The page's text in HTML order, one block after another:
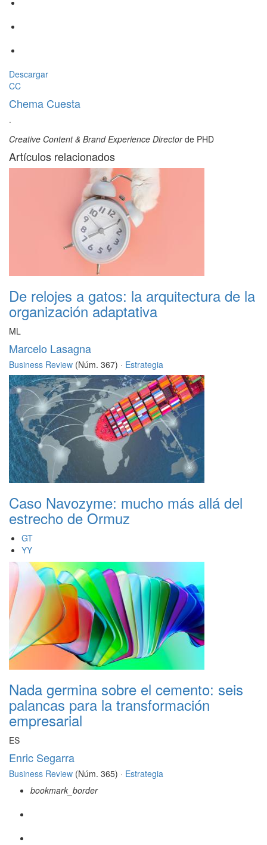
Descargar
CC
Chema Cuesta
·
Creative Content & Brand Experience Directorde PHD
Artículos relacionados
De relojes a gatos: la arquitectura de la
organización adaptativa
ML
Marcelo Lasagna
Business Review (Núm. 367) · Estrategia
Caso Navozyme: mucho más allá del
estrecho de Ormuz
GT
YY
Nada germina sobre el cemento: seis
palancas para la transformación
empresarial
ES
Enric Segarra
Business Review (Núm. 365) · Estrategia
bookmark_border